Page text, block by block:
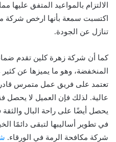
الالتزام بالمواعيد المتفق عليها
اكتسبت سمعة بأنها ارخص شركة
تنازل عن الجودة.
كما أن شركة زهرة كلين تقدم
المنخفضة، وهو ما يميزها عن
تعتمد على فريق عمل متمرس قادر
عالية. لذلك فإن العميل لا
يحصل أيضًا على راحة البال والثقة
في تطوير أساليبها لتبقى دائمًا
شركة مكافحة الرمة في الورقاء.